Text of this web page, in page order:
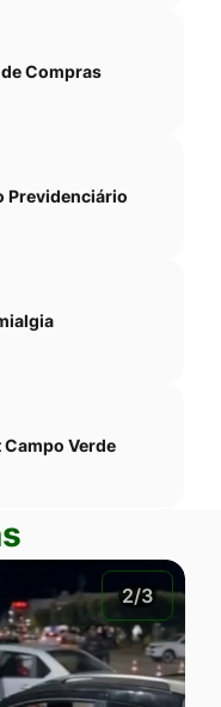
Compras
Previdenciário
Campo Verde
2/3